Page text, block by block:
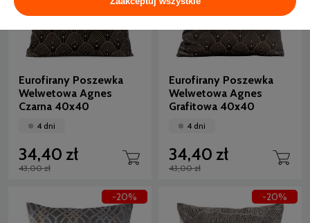
Eurofirany Poszewka
Welwetowa Agnes
Czarna 40x40
4 dni
34,40 zł
43,00 zł
Eurofirany Poszewka
Welwetowa Agnes
Grafitowa 40x40
4 dni
34,40 zł
43,00 zł
-20% -20%